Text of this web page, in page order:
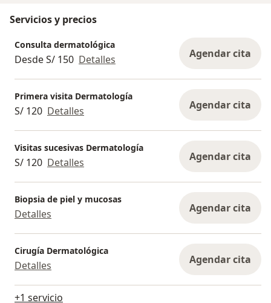
Servicios y precios
Consulta dermatológica
Desde S/ 150 Detalles Agendar cita
Primera visita Dermatología
S/ 120 Detalles Agendar cita
Visitas sucesivas Dermatología
S/ 120 Detalles Agendar cita
Biopsia de piel y mucosas
Detalles Agendar cita
Cirugía Dermatológica
Detalles Agendar cita
+1 servicio